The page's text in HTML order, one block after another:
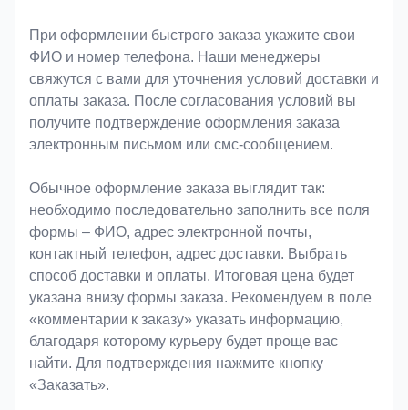
При оформлении быстрого заказа укажите свои
ФИО и номер телефона. Наши менеджеры
свяжутся с вами для уточнения условий доставки и
оплаты заказа. После согласования условий вы
получите подтверждение оформления заказа
электронным письмом или смс-сообщением.
Обычное оформление заказа выглядит так:
необходимо последовательно заполнить все поля
формы – ФИО, адрес электронной почты,
контактный телефон, адрес доставки. Выбрать
способ доставки и оплаты. Итоговая цена будет
указана внизу формы заказа. Рекомендуем в поле
«комментарии к заказу» указать информацию,
благодаря которому курьеру будет проще вас
найти. Для подтверждения нажмите кнопку
«Заказать».